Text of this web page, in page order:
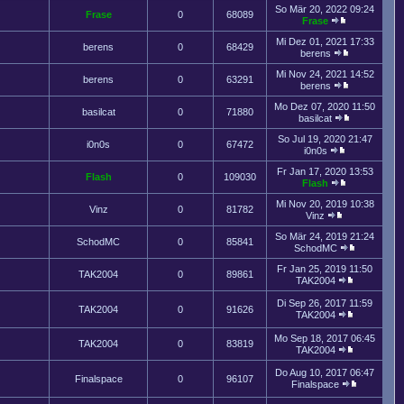
Frase 0 68089
So Mär 20, 2022 09:24
Frase
berens 0 68429
Mi Dez 01, 2021 17:33
berens
berens 0 63291
Mi Nov 24, 2021 14:52
berens
basilcat 0 71880
Mo Dez 07, 2020 11:50
basilcat
i0n0s 0 67472
So Jul 19, 2020 21:47
i0n0s
Flash 0 109030
Fr Jan 17, 2020 13:53
Flash
Vinz 0 81782
Mi Nov 20, 2019 10:38
Vinz
SchodMC 0 85841
So Mär 24, 2019 21:24
SchodMC
TAK2004 0 89861
Fr Jan 25, 2019 11:50
TAK2004
TAK2004 0 91626
Di Sep 26, 2017 11:59
TAK2004
TAK2004 0 83819
Mo Sep 18, 2017 06:45
TAK2004
Finalspace 0 96107
Do Aug 10, 2017 06:47
Finalspace